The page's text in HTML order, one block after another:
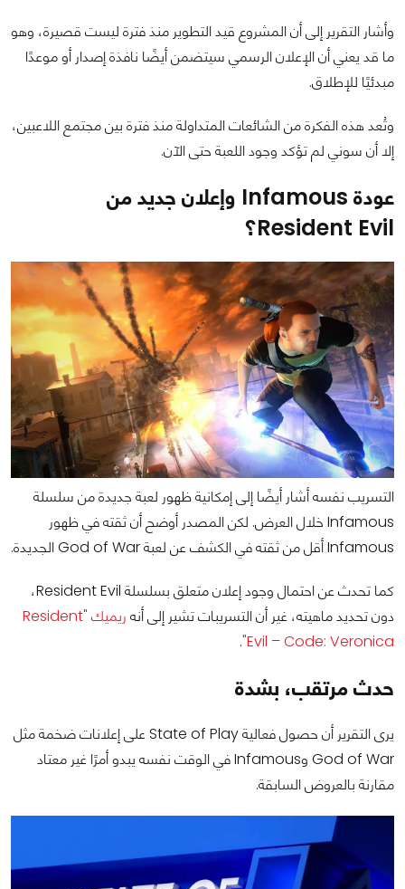
وأشار التقرير إلى أن المشروع قيد التطوير منذ فترة ليست قصيرة، وهو
ما قد يعني أن الإعلان الرسمي سيتضمن أيضًا نافذة إصدار أو موعدًا
مبدئيًا للإطلاق.
وتُعد هذه الفكرة من الشائعات المتداولة منذ فترة بين مجتمع اللاعبين،
إلا أن سوني لم تؤكد وجود اللعبة حتى الآن.
عودة Infamous وإعلان جديد من
Resident Evil؟
التسريب نفسه أشار أيضًا إلى إمكانية ظهور لعبة جديدة من سلسلة
Infamous خلال العرض. لكن المصدر أوضح أن ثقته في ظهور
Infamous أقل من ثقته في الكشف عن لعبة God of War الجديدة.
كما تحدث عن احتمال وجود إعلان متعلق بسلسلة Resident Evil،
دون تحديد ماهيته، غير أن التسريبات تشير إلى أنه
ريميك "Resident
Evil – Code: Veronica"
.
حدث مرتقب، بشدة
يرى التقرير أن حصول فعالية State of Play على إعلانات ضخمة مثل
God of War وInfamous في الوقت نفسه يبدو أمرًا غير معتاد
مقارنة بالعروض السابقة.